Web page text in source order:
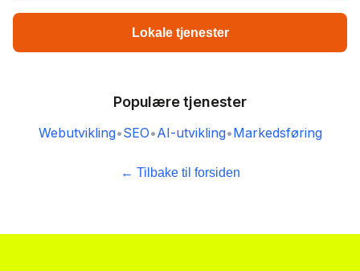
Lokale tjenester
Populære tjenester
Webutvikling•SEO•AI-utvikling•Markedsføring
← Tilbake til forsiden